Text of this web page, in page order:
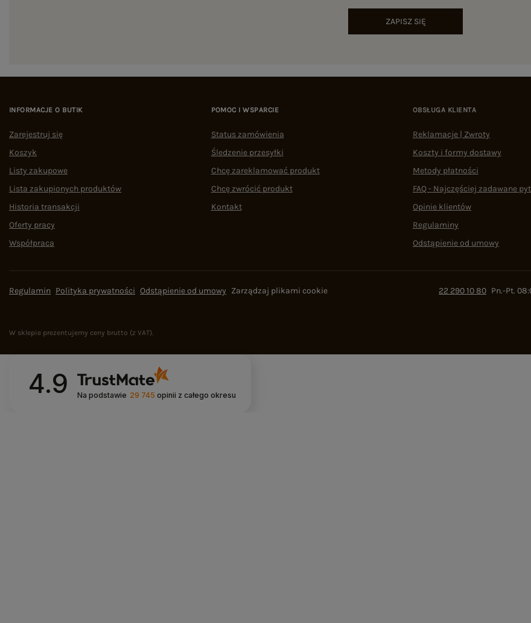
ZAPISZ SIĘ
INFORMACJE O BUTIK
Zarejestruj się
Koszyk
Listy zakupowe
Lista zakupionych produktów
Historia transakcji
Oferty pracy
Współpraca
POMOC I WSPARCIE
Status zamówienia
Śledzenie przesyłki
Chcę zareklamować produkt
Chcę zwrócić produkt
Kontakt
OBSŁUGA KLIENTA
Reklamacje | Zwroty
Koszty i formy dostawy
Metody płatności
FAQ - Najczęściej zadawane
Opinie klientów
Regulaminy
Odstąpienie od umowy
Regulamin Polityka prywatności Odstąpienie od umowy Zarządzaj plikami cookie 22 290 10 80 Pn.-Pt.
W sklepie prezentujemy ceny brutto (z VAT).
4.9 Na podstawie 29 745 opinii z całego okresu